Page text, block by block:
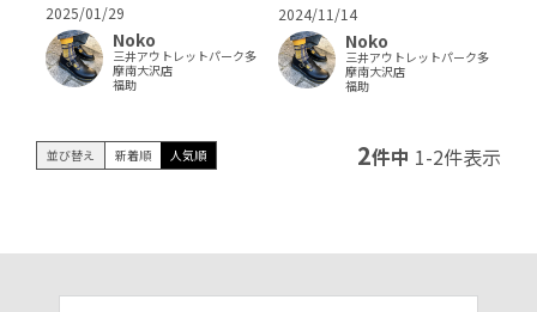
2025/01/29
Noko
三井アウトレットパーク多
摩南大沢店
福助
2024/11/14
Noko
三井アウトレットパーク多
摩南大沢店
福助
並び替え 新着順 人気順 2件中 1-2件表示